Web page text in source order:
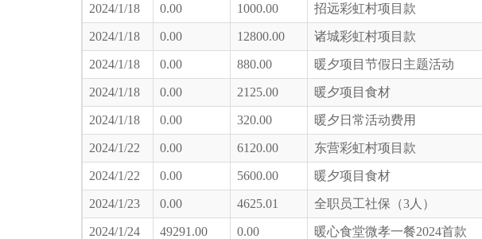
2024/1/18 0.00 1000.00 招远彩虹村项目款
2024/1/18 0.00 12800.00 诸城彩虹村项目款
2024/1/18 0.00 880.00 暖夕项目节假日主题活动
2024/1/18 0.00 2125.00 暖夕项目食材
2024/1/18 0.00 320.00 暖夕日常活动费用
2024/1/22 0.00 6120.00 东营彩虹村项目款
2024/1/22 0.00 5600.00 暖夕项目食材
2024/1/23 0.00 4625.01 全职员工社保（3人）
2024/1/24 49291.00 0.00 暖心食堂微孝一餐2024首款